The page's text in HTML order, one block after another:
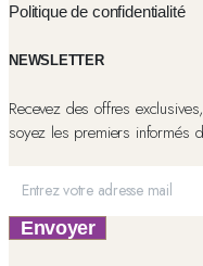
Politique de confidentialité
NEWSLETTER
Recevez des offres
soyez les premiers informés
Envoyer